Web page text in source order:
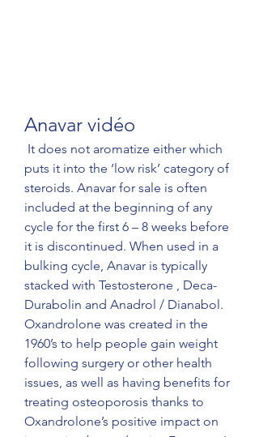
Anavar vidéo
puts it into the ‘low risk’ category of
steroids. Anavar for sale is often
included at the beginning of any
cycle for the first 6 – 8 weeks before
it is discontinued. When used in a
bulking cycle, Anavar is typically
stacked with Testosterone , Deca-
Durabolin and Anadrol / Dianabol.
Oxandrolone was created in the
1960’s to help people gain weight
following surgery or other health
issues, as well as having benefits for
treating osteoporosis thanks to
Oxandrolone’s positive impact on